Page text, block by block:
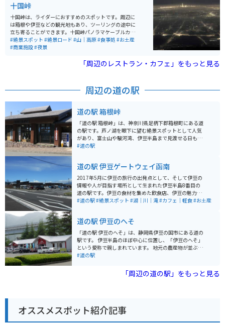
り、湖畔を走るルートはバイクとの相性も良く、ツーリ
ング中の立ち寄りにも最適。歴史と自然を同時に味わえ
る観光におすすめの場所です。
十国峠
十国峠は、ライダーにおすすめのスポットです。周辺に
は箱根や伊豆などの観光地もあり、ツーリングの途中に
立ち寄ることができます。十国峠パノラマケーブルカー
を利用することで、景色を楽しみながら山頂まで行くこ
ともできます。山頂からは360度の大パノラマが広が
#絶景スポット #絶景ロード #山｜高原#食事処 #お土産
#商業施設#夜景
「周辺のレストラン・カフェ」をもっと見る
周辺の道の駅
道の駅 箱根峠
「道の駅 箱根峠」は、神奈川県足柄下郡箱根町にある道
の駅です。芦ノ湖を眼下に望む絶景スポットとして人気
があり、富士山や駿河湾、伊豆半島まで見渡せる日もあ
ります。 駅内には、地元の食材を使った食事処や、箱根
シのある麺と、地元産の野菜やキノコをたっぷり使った
温かい一品です。 バイクで訪れる際は、駐車場からの眺
めが最高なので、ぜひ愛車を停めて絶景を楽しんでくだ
さい。また、周辺にはワインディングロードが続くた
め、ツーリングスポットとしてもおすすめです。 【その
#道の駅
道の駅 伊豆ゲートウェイ函南
2017年5月に伊豆の旅行の出発点として、そして伊豆の
情報や人が目指す場所として生まれた伊豆半島8番目の
道の駅です。伊豆の食材を集めた飲食店、伊豆の魅力を
感じさせる物販店、そして情報を発信する案内所、さら
っしり詰まった施設が集まっています。
#道の駅#絶景スポット #湖｜川｜滝#カフェ｜軽食#お土産
道の駅 伊豆のへそ
「道の駅 伊豆のへそ」は、静岡県伊豆の国市にある道の
駅です。 伊豆半島のほぼ中心に位置し、「伊豆のへそ」
という愛称で親しまれています。 地元の農産物が並ぶ直
売所や、伊豆の食材を使った料理が楽しめるレストラ
らっくす」も併設しており、旅の疲れを癒すことができ
ている旧韮山代官屋敷など、歴史的な観光スポットも点
在しています。 伊豆半島の中心に位置しているので、観
#道の駅
「周辺の道の駅」をもっと見る
オススメスポット紹介記事